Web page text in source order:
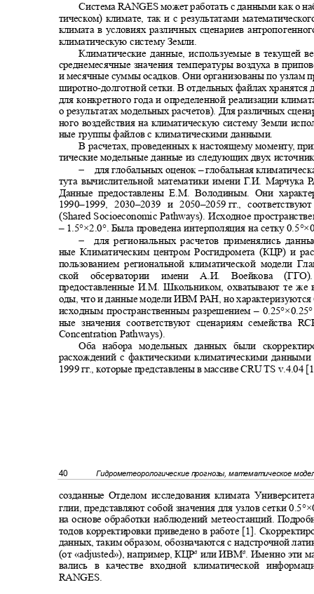
СистемаRANGESможет работать с данными как о
тическом) климате, так и с результатами
климата в условиях различных сценариев
климатическую систему Земли.
Климатические данные, используемые в текущей
среднемесячные значения температуры воздуха в
и месячные суммы осадков. Они организованы по узлам
широтно-долготной сетки. В отдельных файлах
для конкретного года и определенной реализации
о результатах модельных расчетов). Для различных
ного воздействия на климатическую систему Земли
ные группы файлов с климатическими данными.
В расчетах, проведенных к настоящему моменту,п
тические модельные данные из следующих двух
− для глобальных оценок–глобальная
тута вычислительной математики имениГ.И. Марчука Р
Данные предоставлены Е.М. Володиным. Они
1990–1999, 2030–2039 и2050–2059гг.,
(Shared Socioeconomic Pathways).Исходное
– 1.5°×2.0°. Была проведена интерполяция на сетку0.5°
− для региональных расчетов применялись
ные Климатическим центром Росгидромета (КЦР) и
пользованием региональной климатической модели
ской обсерватории имени А.И. Воейкова
предоставленные И.М. Школьником, охватывают те
оды, что и данные модели ИВМ РАН, но
исходным пространственным разрешением– 0.25°×0.25
ные значения соответствуют сценариям семейства
Concentration Pathways).
Оба набора модельных данных были
расхождений с фактическими климатическими
1999 гг. , которые представлены в массивеCRU TS v.4.04
40 Гидрометеорологические прогнозы, математическое
созданные Отделом исследования климата
глии, представляют собой значения для узлов сетки 0.5°
на основе обработки наблюдений метеостанций.
тодов корректировки приведено в работе [1].
данных, таким образом, обозначаются с надстрочной
(от«adjusted»),например, КЦРа или ИВМа. Именно эти
вались в качестве входной климатической
RANGES.